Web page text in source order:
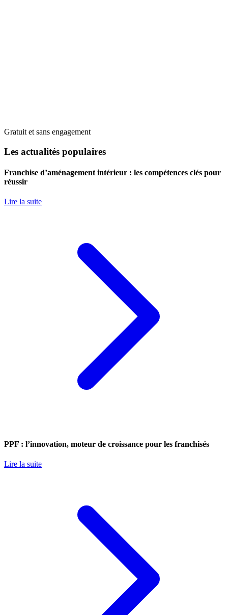
Gratuit et sans engagement
Les actualités populaires
Franchise d’aménagement intérieur : les compétences clés pour
réussir
Lire la suite
PPF : l’innovation, moteur de croissance pour les franchisés
Lire la suite